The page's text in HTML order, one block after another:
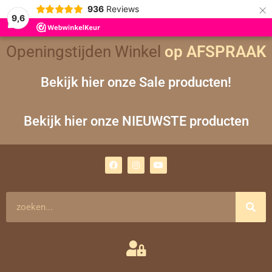
9,6
936 Reviews ×
Openingstijden Winkel op AFSPRAAK
Bekijk hier onze Sale producten!
Bekijk hier onze NIEUWSTE producten
a
c
n
s
m
o
u